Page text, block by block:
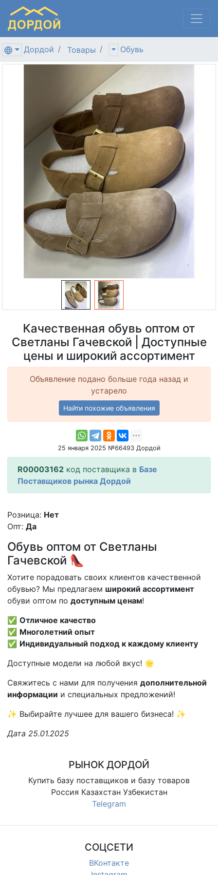
Дордой Товары Обувь
Качественная обувь оптом от
Светланы Гачевской | Доступные
цены и широкий ассортимент
Объявление подано больше года назад и
устарело
Найти похожие объявления
25 января 2025 №66493 Дордой
R00003162 код поставщика в Базе
Поставщиков рынка Дордой
Розница: Нет
Опт: Да
Обувь оптом от Светланы
Гачевской 👠
Хотите порадовать своих клиентов качественной
обувью? Мы предлагаем широкий ассортимент
обуви оптом по доступным ценам!
✅ Отличное качество
✅ Многолетний опыт
✅ Индивидуальный подход к каждому клиенту
Доступные модели на любой вкус! 🌟
Свяжитесь с нами для получения дополнительной
информации и специальных предложений!
✨ Выбирайте лучшее для вашего бизнеса! ✨
Дата 25.01.2025
РЫНОК ДОРДОЙ
Купить базу поставщиков и базу товаров
Россия Казахстан Узбекистан
Telegram
СОЦСЕТИ
ВКонтакте